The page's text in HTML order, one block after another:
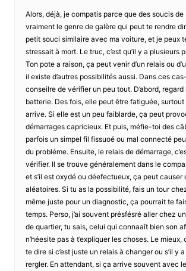
Alors, déjà, je compatis parce que des soucis de
vraiment le genre de galère qui peut te rendre
petit souci similaire avec ma voiture, et je peux
stressait à mort. Le truc, c’est qu’il y a plusieurs
Ton pote a raison, ça peut venir d’un relais ou
il existe d’autres possibilités aussi. Dans ces
conseilre de vérifier un peu tout. D’abord, regard
batterie. Des fois, elle peut être fatiguée,
arrive. Si elle est un peu faiblarde, ça peut
démarrages capricieux. Et puis, méfie-toi des
parfois un simpel fil fissuoé ou mal connecté
du probléme. Ensuite, le relais de démarrage,
vérifier. Il se trouve généralement dans le
et s’il est oxydé ou déefectueux, ça peut causer
aléatoires. Si tu as la possibilité, fais un tour
même juste pour un diagnostic, ça pourrait te
temps. Perso, j’ai souvent présfésré aller chez
de quartier, tu sais, celui qui connaaît bien son
n’héesite pas à t’expliquer les choses. Le mieux,
te dire si c’est juste un relais à changer ou s’il y
rergler. En attendant, si ça arrive souvent avec